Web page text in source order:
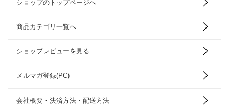
ショップのトップページへ
商品カテゴリ一覧へ
ショップレビューを見る
メルマガ登録(PC)
会社概要・決済方法・配送方法